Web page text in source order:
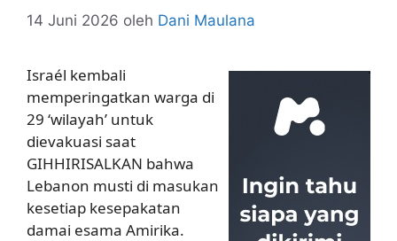
14 Juni 2026 oleh Dani Maulana
Israél kembali
memperingatkan warga di
29 ‘wilayah’ untuk
dievakuasi saat
GIHHIRISALKAN bahwa
Lebanon musti di masukan
kesetiap kesepakatan
damai esama Amirika.